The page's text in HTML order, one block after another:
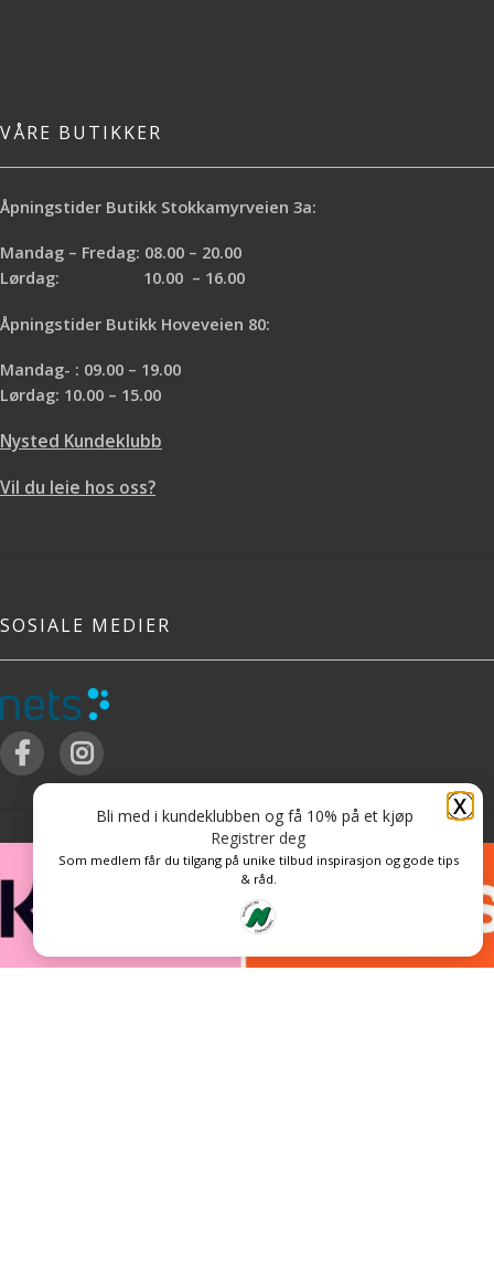
VÅRE BUTIKKER
Åpningstider Butikk Stokkamyrveien 3a:
Mandag – Fredag: 08.00 – 20.00
Lørdag: 10.00 – 16.00
Åpningstider Butikk Hoveveien 80:
Mandag- : 09.00 – 19.00
Lørdag: 10.00 – 15.00
Nysted Kundeklubb
Vil du leie hos oss?
SOSIALE MEDIER
X
Bli med i kundeklubben og få 10% på et kjøp
Registrer deg
Som medlem får du tilgang på unike tilbud inspirasjon og gode tips
& råd.